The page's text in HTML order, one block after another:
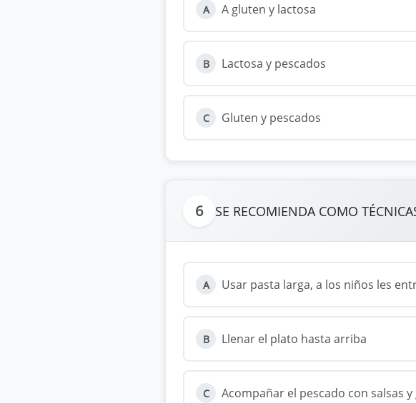
A A gluten y lactosa
B Lactosa y pescados
C Gluten y pescados
6 SE RECOMIENDA COMO
A Usar pasta larga, a los niños les
B Llenar el plato hasta arriba
C Acompañar el pescado con salsas